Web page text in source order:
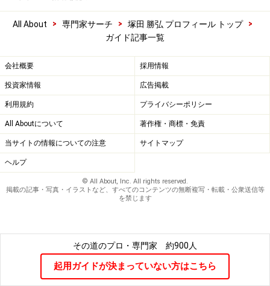
All About > 専門家サーチ > 塚田 勝弘 プロフィール トップ
>
ガイド記事一覧
会社概要 採用情報
投資家情報 広告掲載
利用規約 プライバシーポリシー
All Aboutについて 著作権・商標・免責
当サイトの情報についての注意 サイトマップ
ヘルプ
© All About, Inc. All rights reserved.
掲載の記事・写真・イラストなど、すべてのコンテンツの無断複写・転載・公衆送信等
を禁じます
その道のプロ・専門家 約900人
起用ガイドが決まっていない方はこちら